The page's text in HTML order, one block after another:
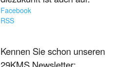
Facebook
RSS
Kennen Sie schon unseren
29KMS Newsletter: